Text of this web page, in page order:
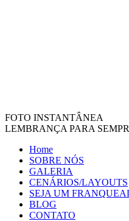
FOTO INSTANTÂNEA
LEMBRANÇA PARA
Home
SOBRE NÓS
GALERIA
CENÁRIOS/LAYOUTS
SEJA UM
BLOG
CONTATO